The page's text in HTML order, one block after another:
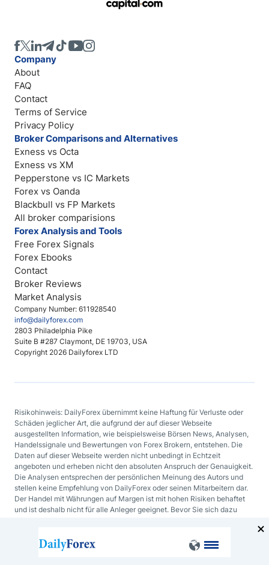
Company Number: 611928540
info@dailyforex.com
2803 Philadelphia Pike
Suite B #287 Claymont, DE 19703, USA
Copyright 2026 Dailyforex LTD
Company
About
FAQ
Contact
Terms of Service
Privacy Policy
Broker Comparisons and Alternatives
Exness vs Octa
Exness vs XM
Pepperstone vs IC Markets
Forex vs Oanda
Blackbull vs FP Markets
All broker comparisions
Forex Analysis and Tools
Free Forex Signals
Forex Ebooks
Contact
Broker Reviews
Market Analysis
Risikohinweis: DailyForex übernimmt keine Haftung für Verluste oder
Schäden jeglicher Art, die aufgrund der auf dieser Webseite
ausgestellten Information, wie beispielsweise Börsen News, Analysen,
Handelssignale und Bewertungen von Forex Brokern, entstehen. Die
Daten auf dieser Webseite werden nicht unbedingt in Echtzeit
angeboten und erheben nicht den absoluten Anspruch der Genauigkeit.
Die Analysen entsprechen der persönlichen Meinung des Autors und
stellen keine Empfehlung von DailyForex oder seinen Mitarbeitern dar.
Der Handel mit Währungen auf Margen ist mit hohen Risiken behaftet
und ist deshalb nicht für alle Anleger geeignet. Bevor Sie sich dazu
Erfahrungsgrad und Ihre Risikobereitschaft abwägen.